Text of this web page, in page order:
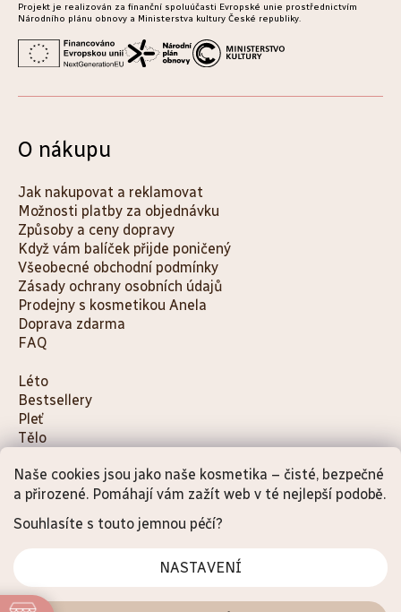
Naše cookies jsou jako naše kosmetika – čisté, bezpečné
a přirozené. Pomáhají vám zažít web v té nejlepší podobě.
Souhlasíte s touto jemnou péčí?
NASTAVENÍ
Projekt je realizován za finanční spoluúčasti Evropské unie prostřednictvím
Národního plánu obnovy a Ministerstva kultury České republiky.
O nákupu
Jak nakupovat a reklamovat
Možnosti platby za objednávku
Způsoby a ceny dopravy
Když vám balíček přijde poničený
Všeobecné obchodní podmínky
Zásady ochrany osobních údajů
Prodejny s kosmetikou Anela
Doprava zdarma
FAQ
K
a
t
e
g
o
r
i
Léto
Bestsellery
Pleť
Tělo
Na cesty
Dárky
Doplňky
Vytvořil Shoptet Premium